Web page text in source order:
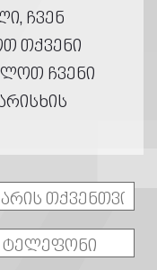
ჩვენ
თქვენი
ჩვენი